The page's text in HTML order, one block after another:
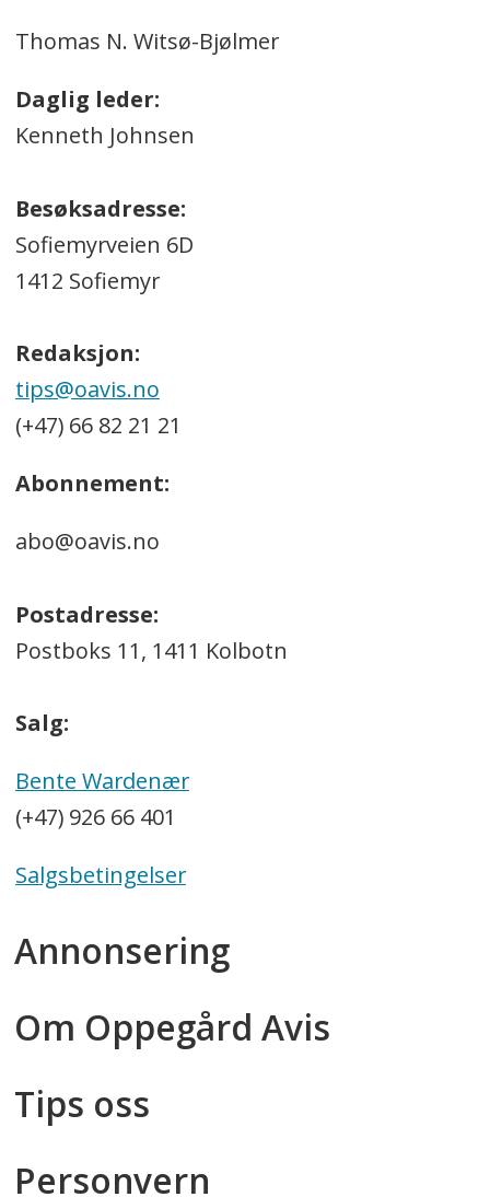
Thomas N. Witsø-Bjølmer
Daglig leder:
Kenneth Johnsen
Besøksadresse:
Sofiemyrveien 6D
1412 Sofiemyr
Redaksjon:
tips@oavis.no
(+47) 66 82 21 21
Abonnement:
abo@oavis.no
Postadresse:
Postboks 11, 1411 Kolbotn
Salg:
Bente Wardenær
(+47) 926 66 401
Salgsbetingelser
Annonsering
Om Oppegård Avis
Tips oss
Personvern